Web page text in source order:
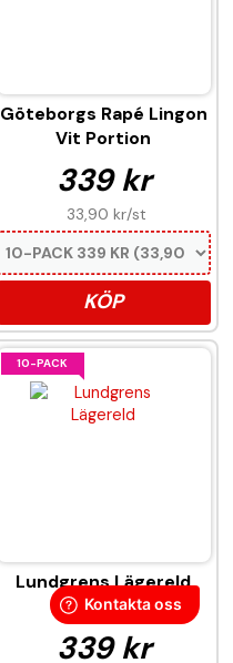
Göteborgs Rapé Lingon
Vit Portion
339 kr
33,90 kr/st
KÖP
10-PACK
Lundgrens Lägereld
339 kr